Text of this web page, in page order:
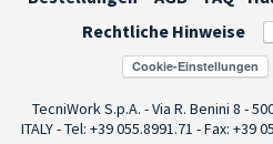
Rechtliche Hinweise
Cookie-Einstellungen
TecniWork S.p.A. - Via R. Benini 8 -
ITALY - Tel: +39 055.8991.71 - Fax: +39